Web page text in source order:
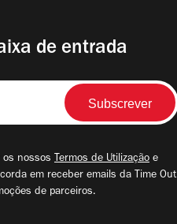
de entrada
os nossos Termos de Utilização e
em receber emails da Time Out
de parceiros.